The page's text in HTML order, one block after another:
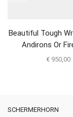
Beautiful Tough
Andirons Or
€950,00
SCHERMERHORN